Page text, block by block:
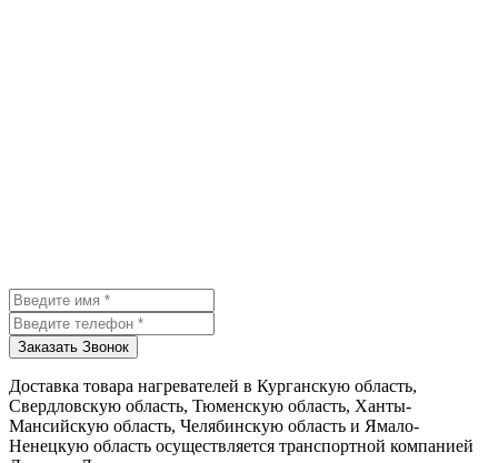
Доставка товара нагревателей в Курганскую область,
Свердловскую область, Тюменскую область, Ханты-
Мансийскую область, Челябинскую область и Ямало-
Ненецкую область осуществляется транспортной компанией